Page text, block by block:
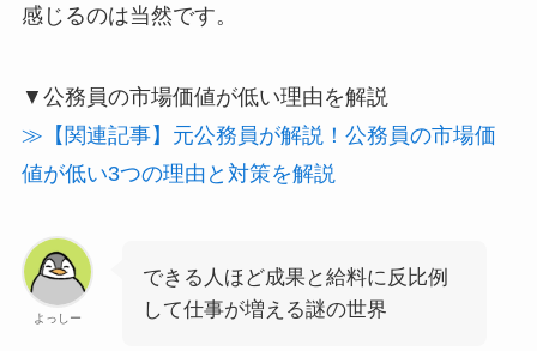
感じるのは当然です。
▼公務員の市場価値が低い理由を解説
≫【関連記事】元公務員が解説！公務員の市場価
値が低い3つの理由と対策を解説
よっしー
できる人ほど成果と給料に反比例
して仕事が増える謎の世界